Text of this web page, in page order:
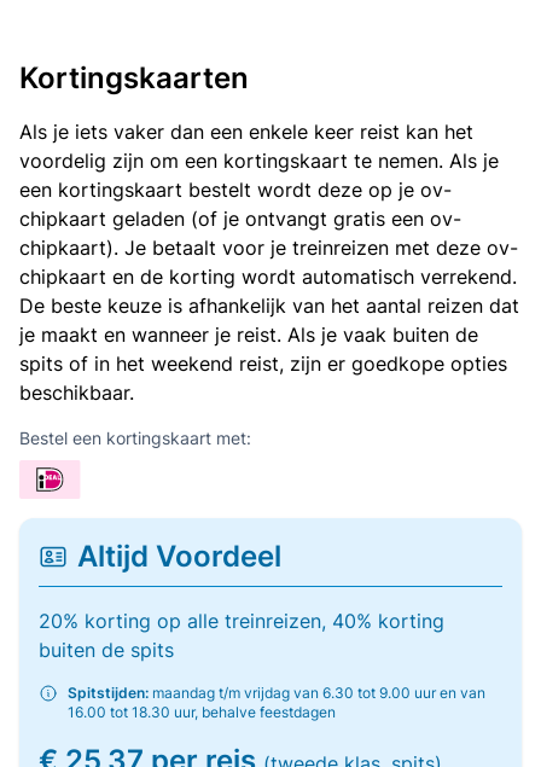
Kortingskaarten
Als je iets vaker dan een enkele keer reist kan het
voordelig zijn om een kortingskaart te nemen. Als je
een kortingskaart bestelt wordt deze op je ov-
chipkaart geladen (of je ontvangt gratis een ov-
chipkaart). Je betaalt voor je treinreizen met deze ov-
chipkaart en de korting wordt automatisch verrekend.
De beste keuze is afhankelijk van het aantal reizen dat
je maakt en wanneer je reist. Als je vaak buiten de
spits of in het weekend reist, zijn er goedkope opties
beschikbaar.
Bestel een kortingskaart met:
Altijd Voordeel
20% korting op alle treinreizen, 40% korting
buiten de spits
Spitstijden: maandag t/m vrijdag van 6.30 tot 9.00 uur en van
16.00 tot 18.30 uur, behalve feestdagen